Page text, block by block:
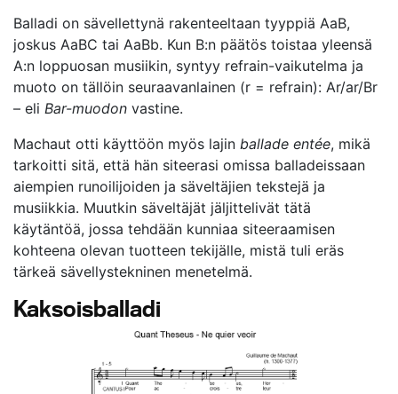
Balladi on sävellettynä rakenteeltaan tyyppiä AaB,
joskus AaBC tai AaBb. Kun B:n päätös toistaa yleensä
A:n loppuosan musiikin, syntyy refrain-vaikutelma ja
muoto on tällöin seuraavanlainen (r = refrain): Ar/ar/Br
– eli Bar-muodon vastine.
Machaut otti käyttöön myös lajin ballade entée, mikä
tarkoitti sitä, että hän siteerasi omissa balladeissaan
aiempien runoilijoiden ja säveltäjien tekstejä ja
musiikkia. Muutkin säveltäjät jäljittelivät tätä
käytäntöä, jossa tehdään kunniaa siteeraamisen
kohteena olevan tuotteen tekijälle, mistä tuli eräs
tärkeä sävellystekninen menetelmä.
Kaksoisballadi